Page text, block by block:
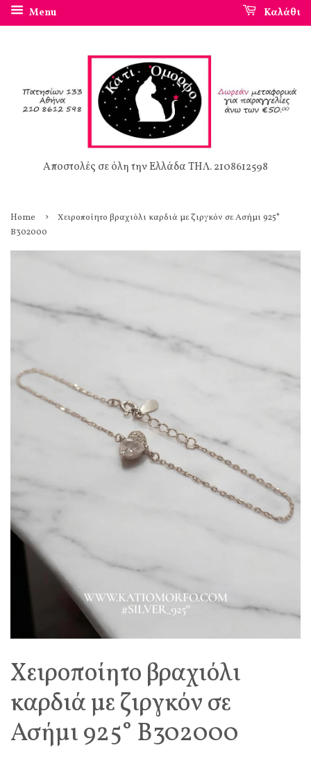
Menu Καλάθι
Αποστολές σε όλη την Ελλάδα ΤΗΛ. 2108612598
Home ›
Χειροποίητο βραχιόλι καρδιά με ζιργκόν σε Ασήμι 925°
Β302000
Χειροποίητο βραχιόλι
καρδιά με ζιργκόν σε
Ασήμι 925° Β302000